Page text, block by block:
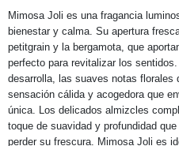
Mimosa Joli es una fragancia
bienestar y calma. Su apertura
petitgrain y la bergamota, que
perfecto para revitalizar los sentidos.
desarrolla, las suaves notas florales
sensación cálida y acogedora que
única. Los delicados almizcles
toque de suavidad y profundidad
perder su frescura. Mimosa Joli es